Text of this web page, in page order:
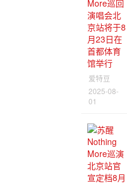
爱特豆
2025-08-
01